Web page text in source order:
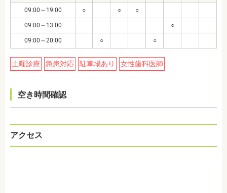
09:00～19:00 ○ ○ ○
09:00～13:00 ○
09:00～20:00 ○ ○
土曜診療 急患対応 駐車場あり 女性歯科医師
空き時間確認
アクセス